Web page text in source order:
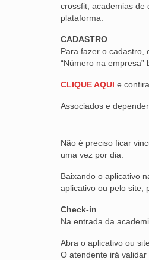
crossfit, academias de
plataforma.
CADASTRO
Para fazer o cadastro,
“Número na
CLIQUE AQUI e
Associados e
Não é preciso ficar
uma vez por dia.
Baixando o aplicativo
aplicativo ou pelo site,
Check-in
Na entrada da
Abra o aplicativo ou
O atendente irá